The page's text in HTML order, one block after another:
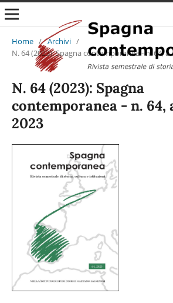
Home / Archivi /
N. 64 (2023): Spagna contemporanea - n. 64, a.
N. 64 (2023): Spagna
contemporanea - n. 64,
2023